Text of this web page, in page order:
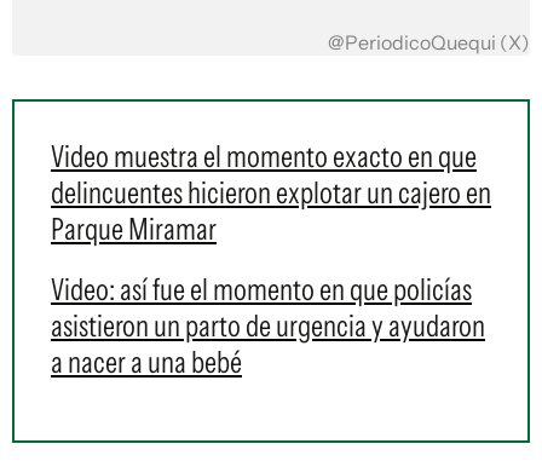
@PeriodicoQuequi (X)
Video muestra el momento exacto en que
delincuentes hicieron explotar un cajero en
Parque Miramar
Video: así fue el momento en que policías
asistieron un parto de urgencia y ayudaron
a nacer a una bebé